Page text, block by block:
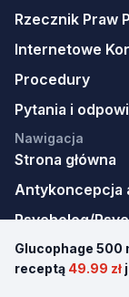
Glucophage 500
receptą 49.99 zł
Rzecznik Praw
Internetowe
Procedury
Pytania i
Nawigacja
Strona główna
Antykoncepcja
Psycholog/
Teleporady
Kalkulator BMI